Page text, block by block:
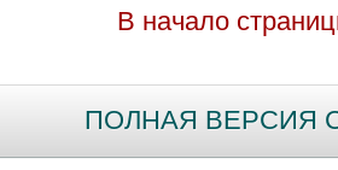
В начало
ПОЛНАЯ ВЕРСИЯ